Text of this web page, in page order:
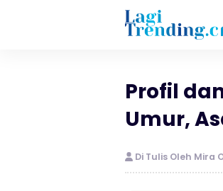
Profil
Umur,
Di Tulis Oleh Mira